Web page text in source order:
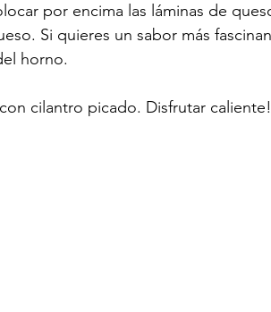
por encima las láminas de
Si quieres un sabor más
horno.
cilantro picado. Disfrutar caliente!